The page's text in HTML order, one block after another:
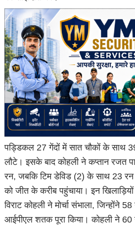
पड्डिकल 27 गेंदों में सात चौकों के साथ
लौटे। इसके बाद कोहली ने कप्तान रजत
रन, जबकि टिम डेविड (2) के साथ 23 रन
को जीत के करीब पहुंचाया। इन
विराट कोहली ने मोर्चा संभाला, जिन्होंने
आईपीएल शतक पूरा किया। कोहली ने